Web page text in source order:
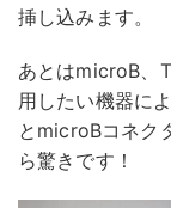
挿し込みます。
あとはmicroB、
用したい機器に
とmicroBコネク
ら驚きです！